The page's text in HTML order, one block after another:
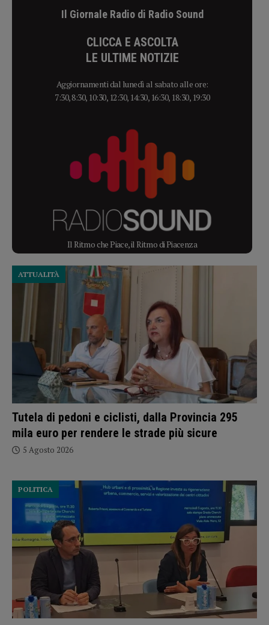
Il Giornale Radio di Radio Sound
CLICCA E ASCOLTA
LE ULTIME NOTIZIE
Aggiornamenti dal lunedì al sabato alle ore:
7:30, 8:30, 10:30, 12:30, 14:30, 16:30, 18:30, 19:30
Il Ritmo che Piace, il Ritmo di Piacenza
Tutela di pedoni e ciclisti, dalla Provincia 295
mila euro per rendere le strade più sicure
ATTUALITÀ
5 Agosto 2026
POLITICA